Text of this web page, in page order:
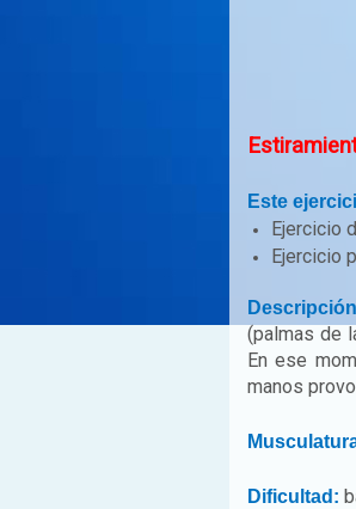
Este
Ejercicio
Ejercicio
(palmas de
En ese
manos
Dificultad: